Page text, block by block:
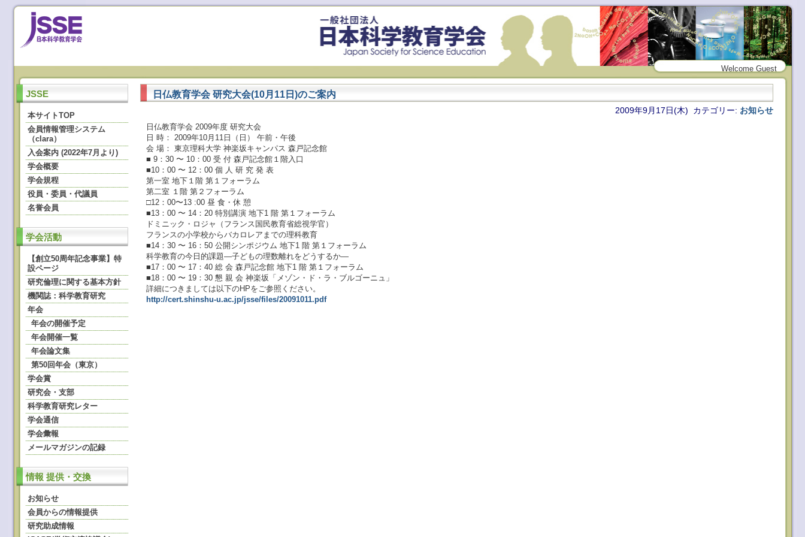
Welcome Guest
JSSE
本サイトTOP
会員情報管理システム
（clara）
入会案内 (2022年7月より)
学会概要
学会規程
役員・委員・代議員
名誉会員
学会活動
【創立50周年記念事業】特
設ページ
研究倫理に関する基本方針
機関誌：科学教育研究
年会
年会の開催予定
年会開催一覧
年会論文集
第50回年会（東京）
学会賞
研究会・支部
科学教育研究レター
学会通信
学会彙報
メールマガジンの記録
情報 提供・交換
お知らせ
会員からの情報提供
研究助成情報
日仏教育学会 研究大会(10月11日)のご案内
2009年9月17日(木) カテゴリー: お知らせ
日仏教育学会 2009年度 研究大会
日 時： 2009年10月11日（日） 午前・午後
会 場： 東京理科大学 神楽坂キャンパス 森戸記念館
■ 9：30 〜 10：00 受 付 森戸記念館１階入口
■10：00 〜 12：00 個 人 研 究 発 表
第一室 地下１階 第１フォーラム
第二室 １階 第２フォーラム
□12：00〜13 :00 昼 食・休 憩
■13：00 〜 14：20 特別講演 地下1 階 第１フォーラム
ドミニック・ロジャ（フランス国民教育省総視学官）
フランスの小学校からバカロレアまでの理科教育
■14：30 〜 16：50 公開シンポジウム 地下1 階 第１フォーラム
科学教育の今日的課題―子どもの理数離れをどうするか―
■17：00 〜 17：40 総 会 森戸記念館 地下1 階 第１フォーラム
■18：00 〜 19：30 懇 親 会 神楽坂「メゾン・ド・ラ・ブルゴーニュ」
詳細につきましては以下のHPをご参照ください。
http://cert.shinshu-u.ac.jp/jsse/files/20091011.pdf